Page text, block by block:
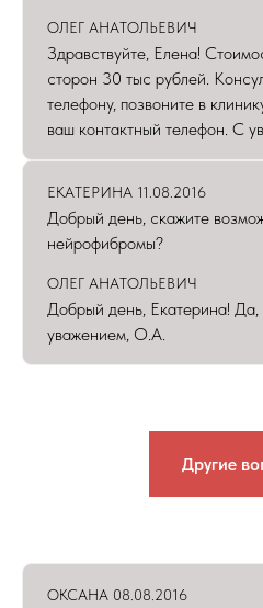
ОЛЕГ АНАТОЛЬЕВИЧ
Здравствуйте, Елена!
сторон 30 тыс рублей.
телефону, позвоните в
ваш контактный телефон. С
ЕКАТЕРИНА 11.08.2016
Добрый день, скажите
нейрофибромы?
ОЛЕГ АНАТОЛЬЕВИЧ
Добрый день, Екатерина!
уважением, О.А.
Другие
ОКСАНА 08.08.2016